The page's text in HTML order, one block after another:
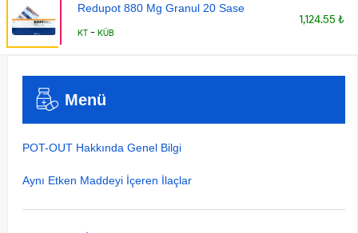
Redupot 880 Mg Granul 20 Sase
KT - KÜB
1,124.55 ₺
Menü
POT-OUT Hakkında Genel Bilgi
Aynı Etken Maddeyi İçeren İlaçlar